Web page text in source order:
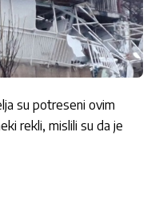
su potreseni ovim
rekli, mislili su da je